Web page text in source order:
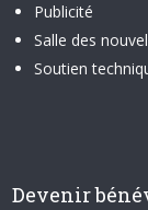
Publicité
Salle des
Soutien
Devenir